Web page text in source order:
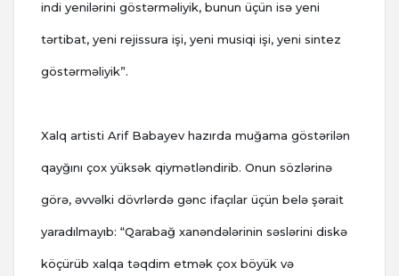
indi yenilərini göstərməliyik, bunun üçün isə yeni
tərtibat, yeni rejissura işi, yeni musiqi işi, yeni sintez
göstərməliyik”.
Xalq artisti Arif Babayev hazırda muğama göstərilən
qayğını çox yüksək qiymətləndirib. Onun sözlərinə
görə, əvvəlki dövrlərdə gənc ifaçılar üçün belə şərait
yaradılmayıb: “Qarabağ xanəndələrinin səslərini diskə
köçürüb xalqa təqdim etmək çox böyük və